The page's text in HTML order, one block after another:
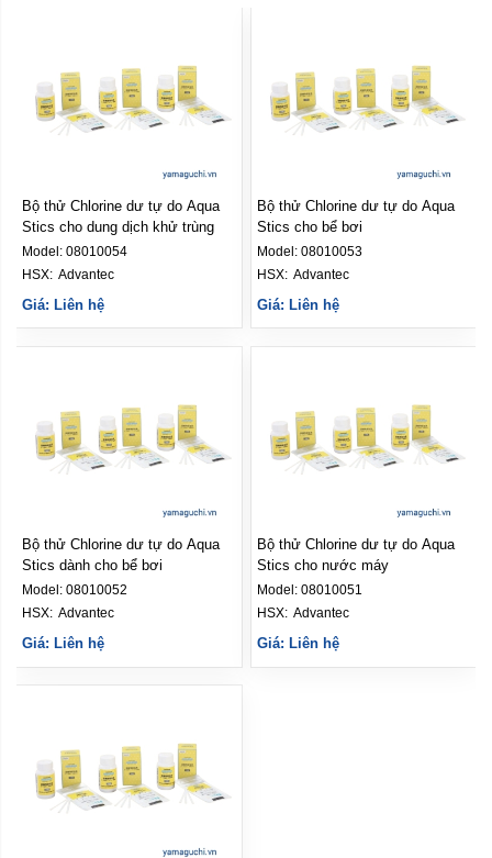
Bộ thử Chlorine dư tự do Aqua
Stics cho dung dịch khử trùng
Model: 08010054
Advantec
Giá: Liên hệ
Bộ thử Chlorine dư tự do Aqua
Stics cho bể bơi
Model: 08010053
HSX: Advantec
Giá: Liên hệ
Bộ thử Chlorine dư tự do Aqua
Stics dành cho bể bơi
Model: 08010052
Advantec
Giá: Liên hệ
Bộ thử Chlorine dư tự do Aqua
Stics cho nước máy
Model: 08010051
HSX: Advantec
Giá: Liên hệ